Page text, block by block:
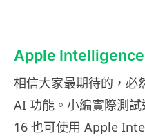
Apple Intelligence
相信大家最期待的，
AI 功能。小編實際測
16 也可使用 Apple